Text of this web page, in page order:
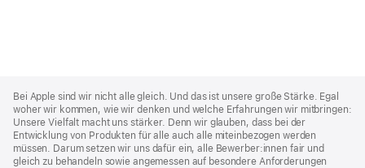
Footer
Bei Apple sind wir nicht alle gleich. Und das ist unsere große Stärke. Egal
woher wir kommen, wie wir denken und welche Erfahrungen wir mitbringen:
Unsere Vielfalt macht uns stärker. Denn wir glauben, dass bei der
Entwicklung von Produkten für alle auch alle miteinbezogen werden
müssen. Darum setzen wir uns dafür ein, alle Bewerber:innen fair und
gleich zu behandeln sowie angemessen auf besondere Anforderungen